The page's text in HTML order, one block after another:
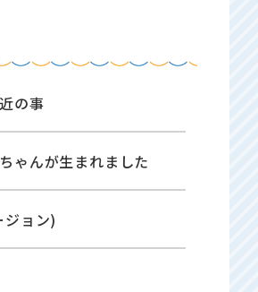
の事
ゃんが生まれました
ョン)